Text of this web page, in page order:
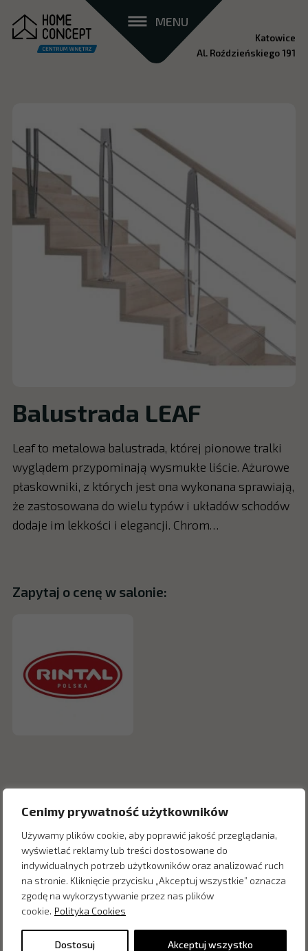
Cenimy prywatność użytkowników
Używamy plików cookie, aby poprawić jakość przeglądania,
wyświetlać reklamy lub treści dostosowane do
indywidualnych potrzeb użytkowników oraz analizować ruch
na stronie. Kliknięcie przycisku „Akceptuj wszystkie” oznacza
zgodę na wykorzystywanie przez nas plików
cookie. Polityka Cookies
Dostosuj Akceptuj wszystko
MENU
Katowice
Al. Roździeńskiego 191
Balustrada LEAF
Leaf to metalowa balustrada, której pionowe tralki
wyglądem przypominają wysmukłe liście. Ażurowe
płaskowniki, z których jest ona wykonana sprawiają,
że zastosowana do wielu typów i układów schodów
dodaje im lekkości i elegancji. Chrom…
Zapytaj o cenę w salonie:
Inne produkty z kategorii